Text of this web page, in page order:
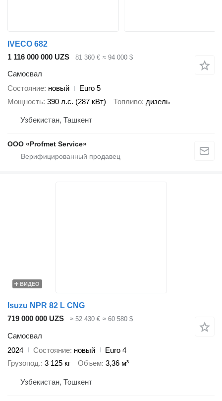
IVECO 682
1 116 000 000 UZS
81 360 € ≈ 94 000 $
Самосвал
Состояние новый
Euro 5
Мощность 390 л.с. (287 кВт) Топливо дизель
Узбекистан, Ташкент
ООО «Profmet Service»
ВИДЕО
Isuzu NPR 82 L CNG
719 000 000 UZS
≈ 52 430 € ≈ 60 580 $
Самосвал
2024
Состояние новый
Euro 4
Грузопод. 3 125 кг Объем 3,36 м³
Узбекистан, Тошкент